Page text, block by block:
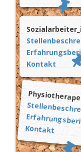
Kontakt
Kontakt